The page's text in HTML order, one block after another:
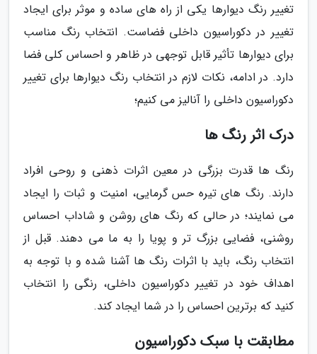
تغییر رنگ دیوارها یکی از راه های ساده و موثر برای ایجاد
تغییر در دکوراسیون داخلی فضاست. انتخاب رنگ مناسب
برای دیوارها تأثیر قابل توجهی در ظاهر و احساس کلی فضا
دارد. در ادامه، نکات لازم در انتخاب رنگ دیوارها برای تغییر
دکوراسیون داخلی را آنالیز می کنیم؛
درک اثر رنگ ها
رنگ ها قدرت بزرگی در معین اثرات ذهنی و روحی افراد
دارند. رنگ های تیره حس گرمایی، امنیت و ثبات را ایجاد
می نمایند؛ در حالی که رنگ های روشن و شاداب احساس
روشنی، فضایی بزرگ تر و پویا را به ما می دهند. قبل از
انتخاب رنگ، باید با اثرات رنگ ها آشنا شده و با توجه به
اهداف خود در تغییر دکوراسیون داخلی، رنگی را انتخاب
کنید که برترین احساس را در شما ایجاد کند.
مطابقت با سبک دکوراسیون